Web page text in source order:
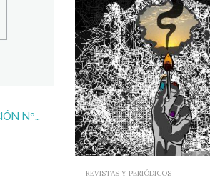
CUADERNOS DE NEGACIÓN Nº 15
REVISTAS Y PERIÓDICOS